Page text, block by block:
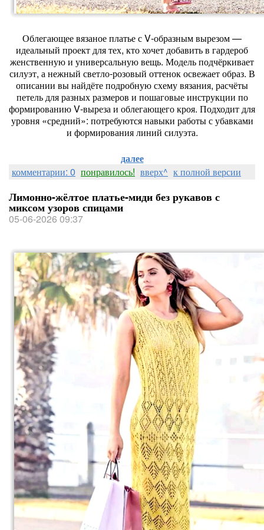
Облегающее вязаное платье с V‑образным вырезом —
идеальный проект для тех, кто хочет добавить в гардероб
женственную и универсальную вещь. Модель подчёркивает
силуэт, а нежный светло‑розовый оттенок освежает образ. В
описании вы найдёте подробную схему вязания, расчёты
петель для разных размеров и пошаговые инструкции по
формированию V‑выреза и облегающего кроя. Подходит для
уровня «средний»: потребуются навыки работы с убавками
и формирования линий силуэта.
далее
комментарии: 0 понравилось! вверх^ к полной версии
Лимонно-жёлтое платье-миди без рукавов с
миксом узоров спицами
05-06-2026 09:37